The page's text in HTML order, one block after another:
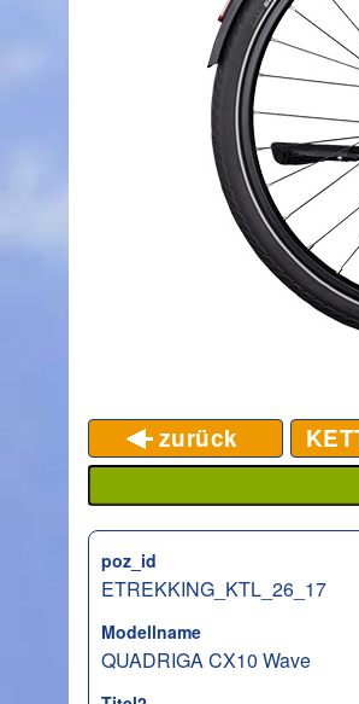
zurück
poz_id
ETREKKING_KTL_26_17
Modellname
QUADRIGA CX10 Wave